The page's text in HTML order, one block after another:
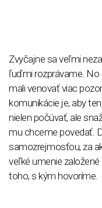
Zvyčajne sa veľmi
ľuďmi rozprávame.
mali venovať viac
komunikácie je, aby
nielen počúvať, ale
mu chceme povedať.
samozrejmosťou, za
veľké umenie
toho, s kým hovoríme.